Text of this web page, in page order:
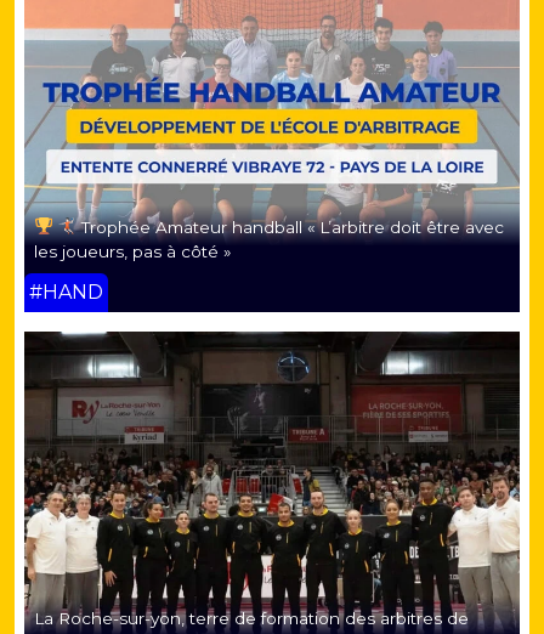
Trophée Amateur handball « L’arbitre doit être avec
les joueurs, pas à côté »
#HAND
La Roche-sur-yon, terre de formation des arbitres de